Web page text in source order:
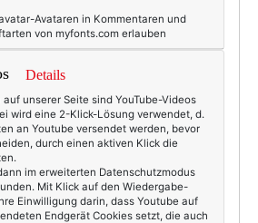
und Wirrungen. Und das
Zielen. Die
ein wahrer Fundus für ein
Beispiel:
Liebe zu Goethe
Dafür gab es damals aber zu
Dafür fehlte ihr
Mut. Sodass sie dann erstmal
absolvierte…
Avataren in Kommentaren und
von myfonts.com erlauben
Details
unserer Seite sind YouTube-Videos
wird eine 2-Klick-Lösung verwendet, d.
an Youtube versendet werden, bevor
durch einen aktiven Klick die
im erweiterten Datenschutzmodus
Mit Klick auf den Wiedergabe-
Einwilligung darin, dass Youtube auf
Endgerät Cookies setzt, die auch